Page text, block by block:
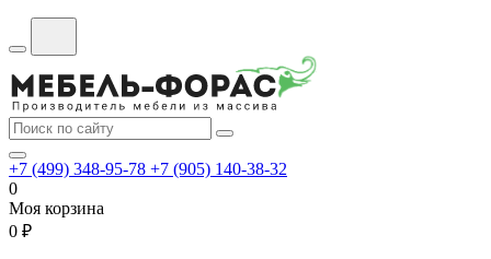
+7 (499) 348-95-78 +7 (905) 140-38-32
0
Моя корзина
0 ₽